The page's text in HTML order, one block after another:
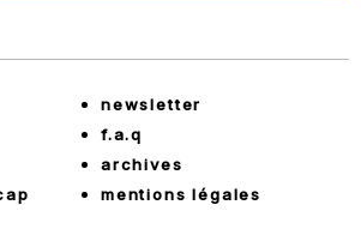
newsletter
f.a.q
archives
mentions légales